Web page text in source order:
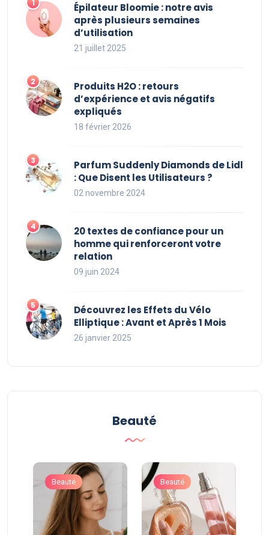
Épilateur Bloomie : notre avis
après plusieurs semaines
d’utilisation
21 juillet 2025
Produits H2O : retours
d’expérience et avis négatifs
expliqués
18 février 2026
Parfum Suddenly Diamonds de Lidl
: Que Disent les Utilisateurs ?
02 novembre 2024
20 textes de confiance pour un
homme qui renforceront votre
relation
09 juin 2024
Découvrez les Effets du Vélo
Elliptique : Avant et Après 1 Mois
26 janvier 2025
Beauté
Beauté Beauté